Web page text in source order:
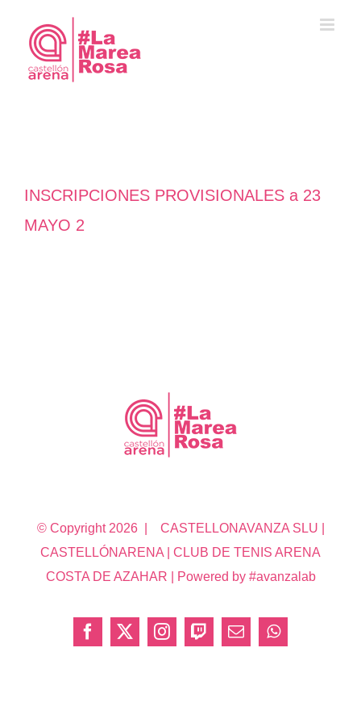
contenido
INSCRIPCIONES PROVISIONALES a 23
MAYO 2
© Copyright 2026 | CASTELLONAVANZA SLU |
CASTELLÓNARENA | CLUB DE TENIS ARENA
COSTA DE AZAHAR | Powered by #avanzalab
Facebook
X InstagramTwitchCorreoWhatsApp